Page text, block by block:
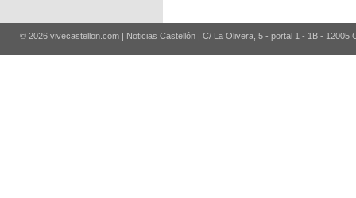
© 2026 vivecastellon.com | Noticias Castellón | C/ La Olivera, 5 - portal 1 - 1B - 12005